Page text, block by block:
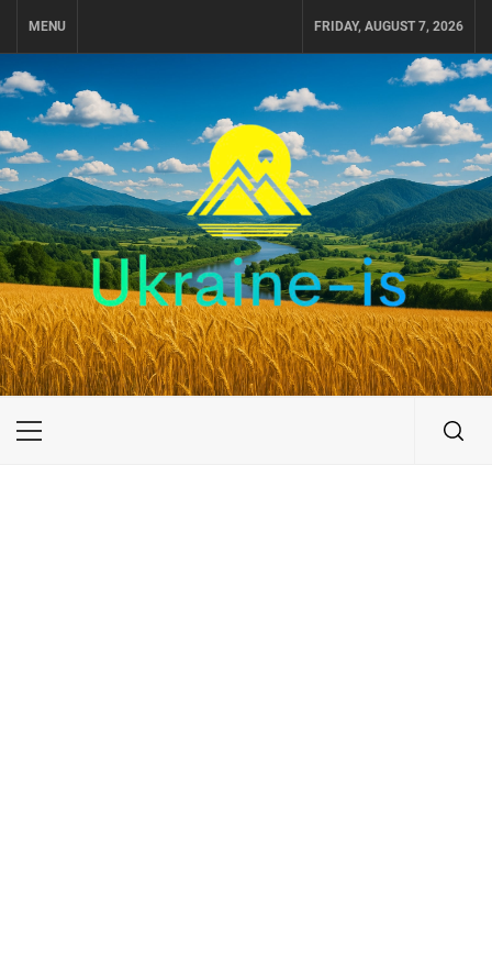
MENU FRIDAY, AUGUST 7, 2026
UKRAINE-IS
ПОДОРОЖI ПО УКРАЇНІ
Primary